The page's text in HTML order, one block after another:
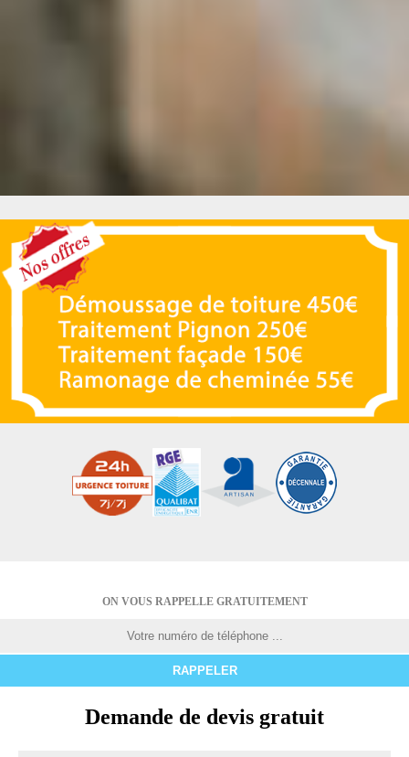
ON VOUS RAPPELLE GRATUITEMENT
Demande de devis gratuit